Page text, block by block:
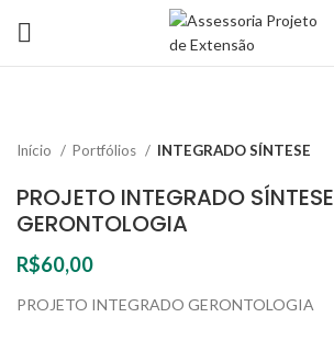
Início Portfólios INTEGRADO SÍNTESE
PROJETO INTEGRADO SÍNTESE
GERONTOLOGIA
R$60,00
PROJETO INTEGRADO GERONTOLOGIA